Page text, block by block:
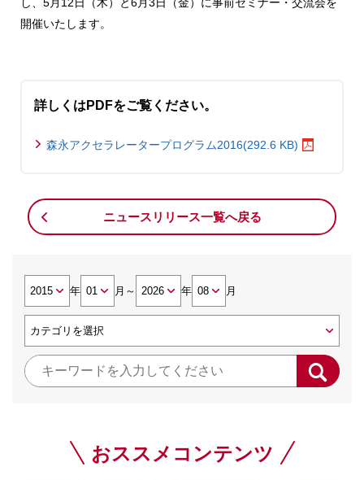
開催いたします。
詳しくはPDFをご覧ください。
森永アクセラレータープログラム2016(292.6 KB)
ニュースリリース一覧へ戻る
年 月 ～ 年 月
おススメコンテンツ